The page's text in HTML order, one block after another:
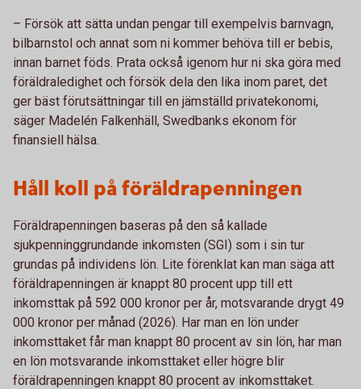
– Försök att sätta undan pengar till exempelvis barnvagn,
bilbarnstol och annat som ni kommer behöva till er bebis,
innan barnet föds. Prata också igenom hur ni ska göra med
föräldraledighet och försök dela den lika inom paret, det
ger bäst förutsättningar till en jämställd privatekonomi,
säger Madelén Falkenhäll, Swedbanks ekonom för
finansiell hälsa.
Håll koll på föräldrapenningen
Föräldrapenningen baseras på den så kallade
sjukpenninggrundande inkomsten (SGI) som i sin tur
grundas på individens lön. Lite förenklat kan man säga att
föräldrapenningen är knappt 80 procent upp till ett
inkomsttak på 592 000 kronor per år, motsvarande drygt 49
000 kronor per månad (2026). Har man en lön under
inkomsttaket får man knappt 80 procent av sin lön, har man
en lön motsvarande inkomsttaket eller högre blir
föräldrapenningen knappt 80 procent av inkomsttaket.